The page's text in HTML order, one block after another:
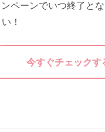
ペーンでいつ終了と
！
今すぐチェックす